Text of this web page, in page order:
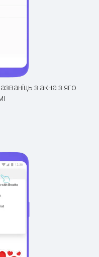
з акна з яго